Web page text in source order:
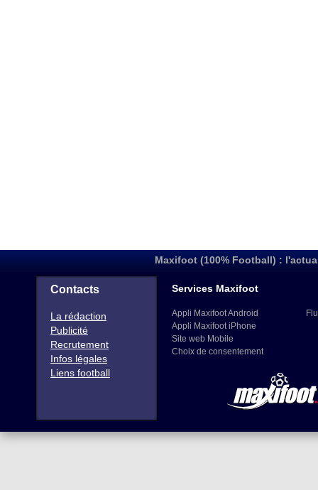
Maxifoot (100% Football) :
Contacts
La rédaction
Publicité
Recrutement
Infos légales
Liens football
Services Maxifoot
Appli Maxifoot Android
Appli Maxifoot iPhone
Site web Mobile
Choix de consentement